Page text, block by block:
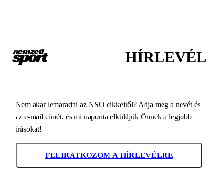
HÍRLEVÉL
Nem akar lemaradni az NSO cikkeiről? Adja meg a nevét és
az e-mail címét, és mi naponta elküldjük Önnek a legjobb
írásokat!
FELIRATKOZOM A HÍRLEVÉLRE